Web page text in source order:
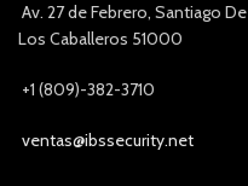
Av. 27 de Febrero, Santiago De
Los Caballeros 51000
+1 (809)-382-3710
ventas@ibssecurity.net